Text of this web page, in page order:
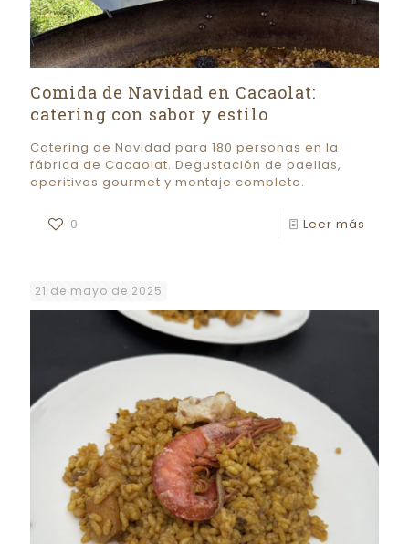
Comida de Navidad en Cacaolat:
catering con sabor y estilo
Catering de Navidad para 180 personas en la
fábrica de Cacaolat. Degustación de paellas,
aperitivos gourmet y montaje completo.
0 Leer más
21 de mayo de 2025